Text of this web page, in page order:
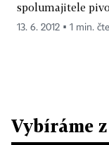
spolumajitele
13. 6. 2012 ▪ 1 min.
Vybíráme